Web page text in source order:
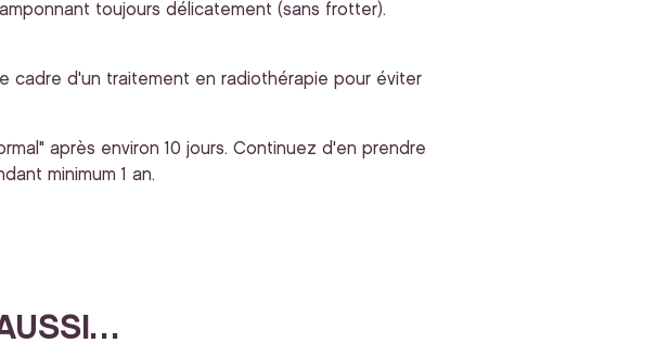
toujours délicatement (sans frotter).
cadre d'un traitement en radiothérapie pour éviter
après environ 10 jours. Continuez d'en prendre
minimum 1 an.